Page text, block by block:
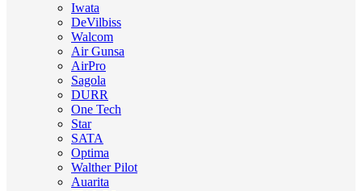
Iwata
DeVilbiss
Walcom
Air Gunsa
AirPro
Sagola
DURR
One Tech
Star
SATA
Optima
Walther Pilot
Auarita